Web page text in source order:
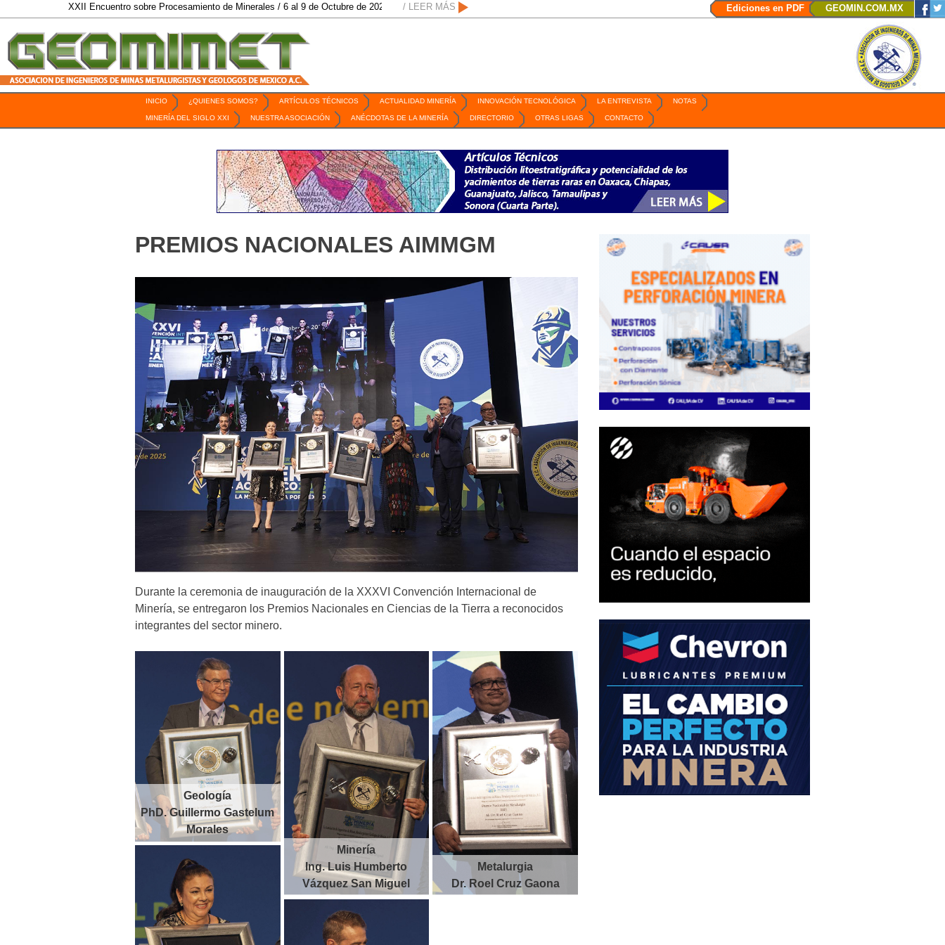
XXII Encuentro sobre Procesamiento de Minerales / 6 al 9 de Octubre de 2026 / San Luis Potosí, SLP / /Mexico Mining Forum / 2 de septiembre de 2026 / Ciudad de México Organiza México Business / /Conferencia
/ LEER MÁS Ediciones en PDF GEOMIN.COM.MX
INICIO ¿QUIENES SOMOS? ARTÍCULOS TÉCNICOS ACTUALIDAD MINERÍA INNOVACIÓN TECNOLÓGICA LA ENTREVISTA NOTAS
MINERÍA DEL SIGLO XXI NUESTRA ASOCIACIÓN ANÉCDOTAS DE LA MINERÍA DIRECTORIO OTRAS LIGAS CONTACTO
PREMIOS NACIONALES AIMMGM
Durante la ceremonia de inauguración de la XXXVI Convención Internacional de
Minería, se entregaron los Premios Nacionales en Ciencias de la Tierra a reconocidos
integrantes del sector minero.
Geología
PhD. Guillermo Gastelum
Morales
Minería
Ing. Luis Humberto
Vázquez San Miguel
Metalurgia
Dr. Roel Cruz Gaona